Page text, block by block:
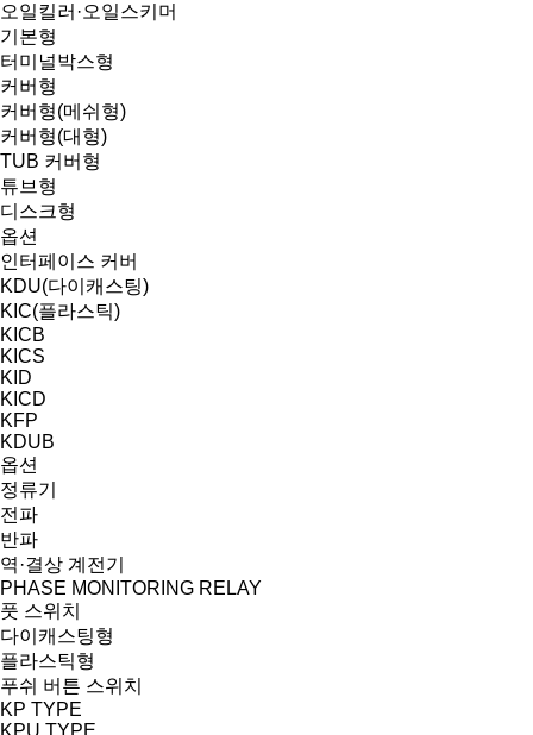
오일킬러·오일스키머
기본형
터미널박스형
커버형
커버형(메쉬형)
커버형(대형)
TUB 커버형
튜브형
디스크형
옵션
인터페이스 커버
KDU(다이캐스팅)
KIC(플라스틱)
KICB
KICS
KID
KICD
KFP
KDUB
옵션
정류기
전파
반파
역·결상 계전기
PHASE MONITORING RELAY
풋 스위치
다이캐스팅형
플라스틱형
푸쉬 버튼 스위치
KP TYPE
KPU TYPE